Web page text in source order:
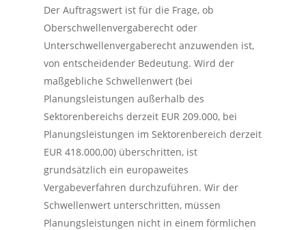
Der Auftragswert ist für die Frage, ob
Oberschwellenvergaberecht oder
Unterschwellenvergaberecht anzuwenden ist,
von entscheidender Bedeutung. Wird der
maßgebliche Schwellenwert (bei
Planungsleistungen außerhalb des
Sektorenbereichs derzeit EUR 209.000, bei
Planungsleistungen im Sektorenbereich derzeit
EUR 418.000,00) überschritten, ist
grundsätzlich ein europaweites
Vergabeverfahren durchzuführen. Wir der
Schwellenwert unterschritten, müssen
Planungsleistungen nicht in einem förmlichen